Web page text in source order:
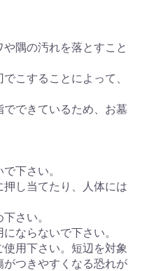
や隅の汚れを落とすこと
こすることによって、
でできているため、お墓
下さい。
押し当てたり、人体には
さい。
ならないで下さい。
使用下さい。短辺を対象
つきやすくなる恐れが